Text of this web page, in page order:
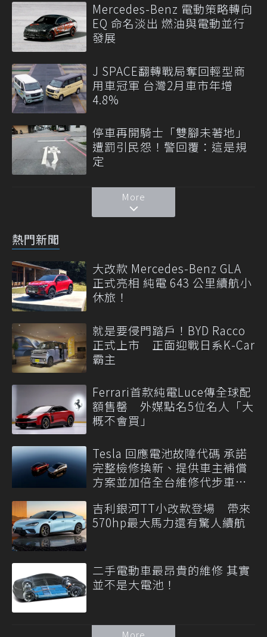
Mercedes-Benz 電動策略轉向
EQ 命名淡出 燃油與電動並行
發展
J SPACE翻轉戰局奪回輕型商
用車冠軍 台灣2月車市年增
4.8%
停車再開騎士「雙腳未著地」
遭罰引民怨！警回覆：這是規
定
More
熱門新聞
大改款 Mercedes-Benz GLA
正式亮相 純電 643 公里續航小
休旅！
就是要侵門踏戶！BYD Racco
正式上市 正面迎戰日系K-Car
霸主
Ferrari首款純電Luce傳全球配
額售罄 外媒點名5位名人「大
概不會買」
Tesla 回應電池故障代碼 承諾
完整檢修換新、提供車主補償
方案並加倍全台維修代步車數
吉利銀河TT小改款登場 帶來
570hp最大馬力還有驚人續航
二手電動車最昂貴的維修 其實
並不是大電池！
More